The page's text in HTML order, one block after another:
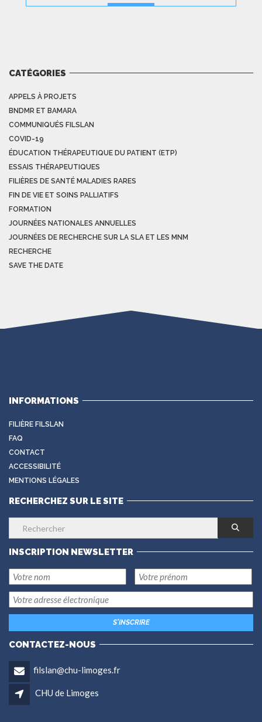
CATÉGORIES
APPELS À PROJETS
BNDMR ET BAMARA
COMMUNIQUÉS FILSLAN
COVID-19
ÉDUCATION THÉRAPEUTIQUE DU PATIENT (ETP)
ESSAIS THÉRAPEUTIQUES
FILIÈRES DE SANTÉ MALADIES RARES
FIN DE VIE ET SOINS PALLIATIFS
FORMATION
JOURNÉES NATIONALES ANNUELLES
JOURNÉES DE RECHERCHE SUR LA SLA ET LES MNM
RECHERCHE
SAVE THE DATE
INFORMATIONS
FILIÈRE FILSLAN
FAQ
CONTACT
ACCESSIBILITÉ
MENTIONS LÉGALES
RECHERCHEZ SUR LE SITE
INSCRIPTION NEWSLETTER
CONTACTEZ-NOUS
filslan@chu-limoges.fr
CHU de Limoges